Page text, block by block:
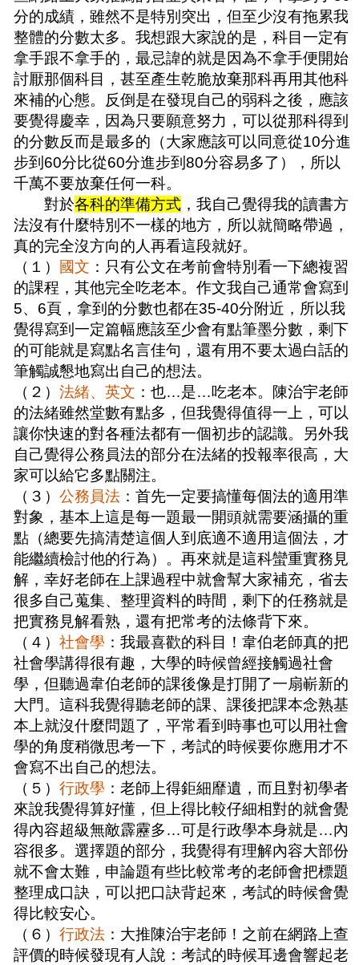
分的成績，雖然不是特別突出，但至少沒有拖累我
整體的分數太多。我想跟大家說的是，科目一定有
拿手跟不拿手的，最忌諱的就是因為不拿手便開始
討厭那個科目，甚至產生乾脆放棄那科再用其他科
來補的心態。反倒是在發現自己的弱科之後，應該
要覺得慶幸，因為只要願意努力，可以從那科得到
的分數反而是最多的（大家應該可以同意從10分進
步到60分比從60分進步到80分容易多了），所以
千萬不要放棄任何一科。
對於各科的準備方式，我自己覺得我的讀書方
法沒有什麼特別不一樣的地方，所以就簡略帶過，
真的完全沒方向的人再看這段就好。
（１）
國文 ：只有公文在考前會特別看一下總複習
的課程，其他完全吃老本。作文我自己通常會寫到
5、6頁，拿到的分數也都在35-40分附近，所以我
覺得寫到一定篇幅應該至少會有點筆墨分數，剩下
的可能就是寫點名言佳句，還有用不要太過白話的
筆觸誠懇地寫出自己的想法。
（２） 法緒、英文 ：也…是…吃老本。陳治宇老師
的法緒雖然堂數有點多，但我覺得值得一上，可以
讓你快速的對各種法都有一個初步的認識。另外我
自己覺得公務員法的部分在法緒的投報率很高，大
家可以給它多點關注。
（３） 公務員法：首先一定要搞懂每個法的適用準
對象，基本上這是每一題最一開頭就需要涵攝的重
點（總要先搞清楚這個人到底適不適用這個法，才
能繼續檢討他的行為）。再來就是這科蠻重實務見
解，幸好老師在上課過程中就會幫大家補充，省去
很多自己蒐集、整理資料的時間，剩下的任務就是
把實務見解看熟，還有把常考的法條背下來。
（４） 社會學 ：我最喜歡的科目！韋伯老師真的把
社會學講得很有趣，大學的時候曾經接觸過社會
學，但聽過韋伯老師的課後像是打開了一扇嶄新的
大門。這科我覺得聽老師的課、課後把課本念熟基
本上就沒什麼問題了，平常看到時事也可以用社會
學的角度稍微思考一下，考試的時候要你應用才不
會寫不出自己的想法。
（５） 行政學 ：老師上得鉅細靡遺，而且對初學者
來說我覺得算好懂，但上得比較仔細相對的就會覺
得內容超級無敵霹靂多…可是行政學本身就是…內
容很多。選擇題的部分，我覺得有理解內容大部份
就不會太難，申論題有些比較常考的老師會把標題
整理成口訣，可以把口訣背起來，考試的時候會覺
得比較安心。
（６） 行政法：大推陳治宇老師！之前在網路上查
評價的時候發現有人說：考試的時候耳邊會響起老